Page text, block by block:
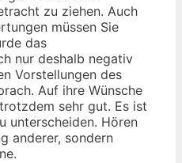
zu ziehen. Auch
müssen Sie
das
nur deshalb negativ
Vorstellungen des
Auf ihre Wünsche
sehr gut. Es ist
unterscheiden. Hören
anderer, sondern